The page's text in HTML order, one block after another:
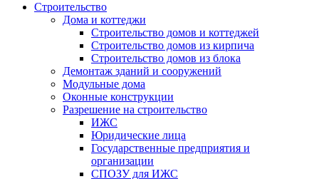
Строительство
Дома и коттеджи
Строительство домов и коттеджей
Строительство домов из кирпича
Строительство домов из блока
Демонтаж зданий и сооружений
Модульные дома
Оконные конструкции
Разрешение на строительство
ИЖС
Юридические лица
Государственные предприятия и
организации
СПОЗУ для ИЖС